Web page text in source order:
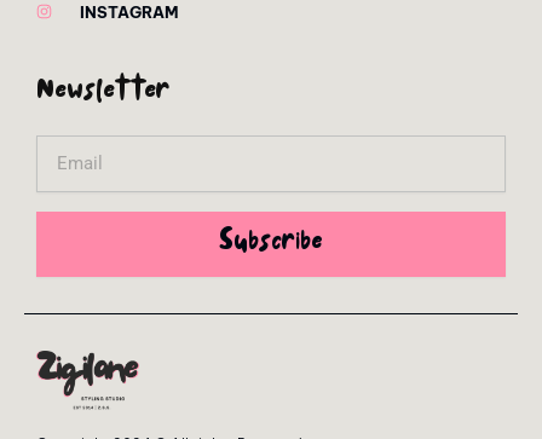
INSTAGRAM
Newsletter
Subscribe